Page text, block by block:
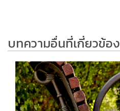
บทความอื่นที่เกี่ยวข้อง